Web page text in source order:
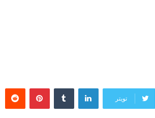
تويتر
لينكدإن بينتيريست